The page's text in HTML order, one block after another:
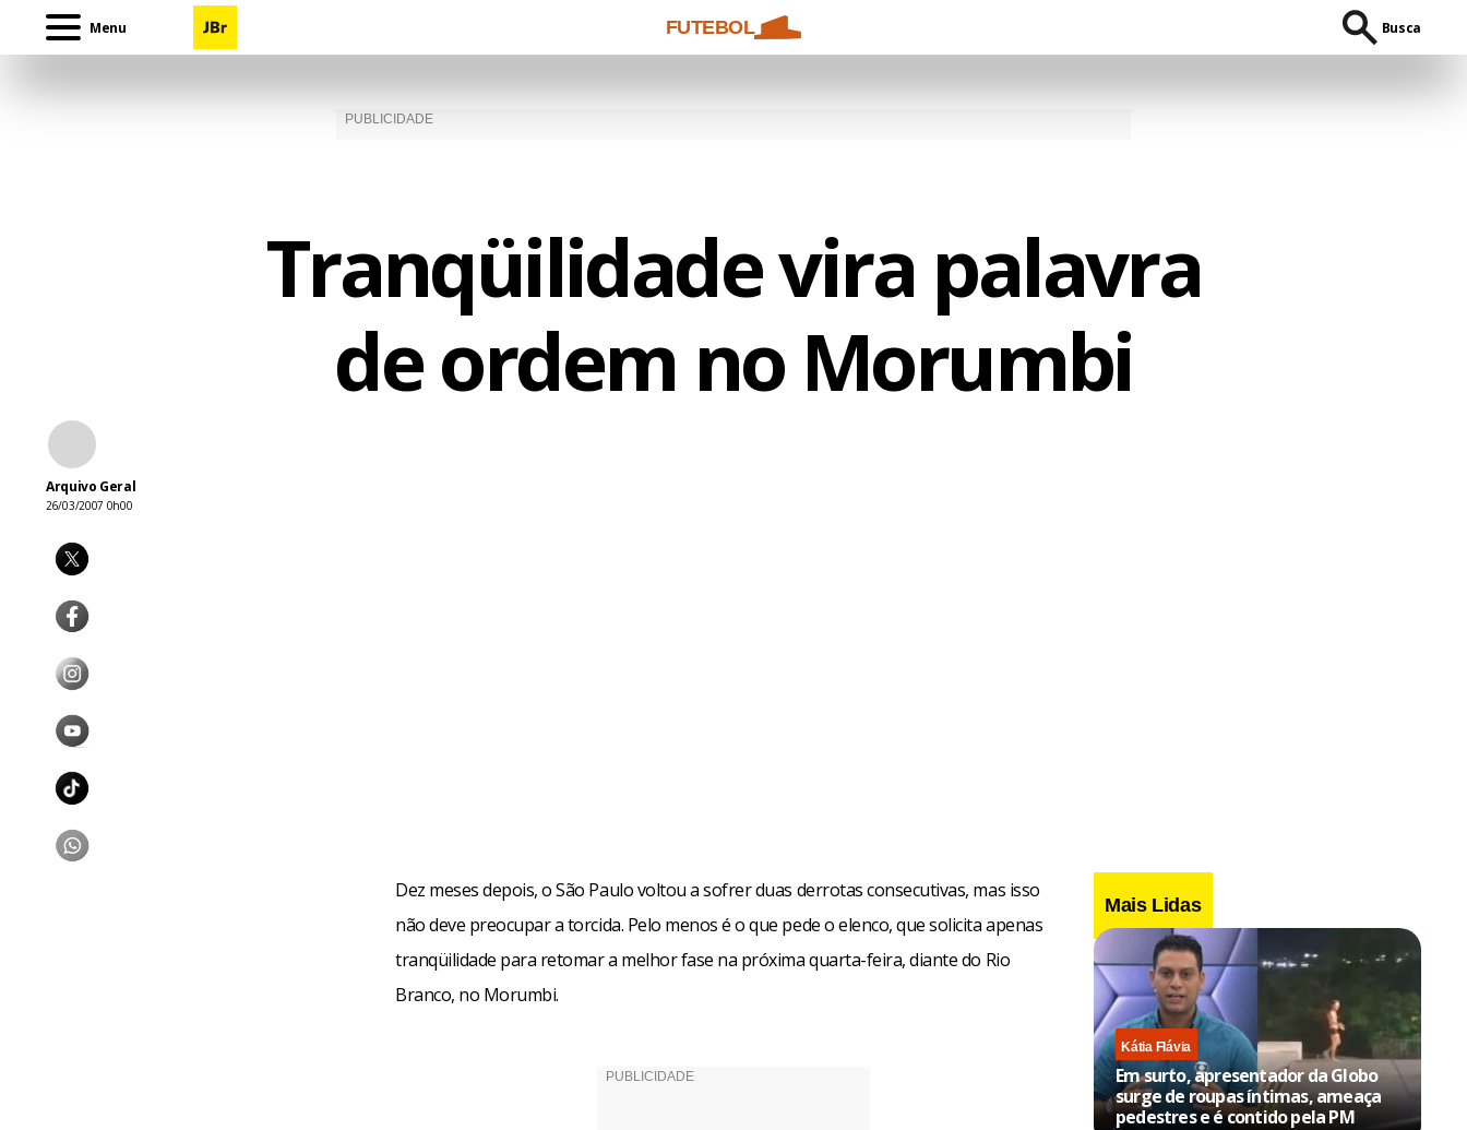
Menu FUTEBOL Busca
Tranqüilidade vira palavra
de ordem no Morumbi
Arquivo Geral
26/03/2007 0h00
Dez meses depois, o São Paulo voltou a sofrer duas derrotas consecutivas, mas isso
não deve preocupar a torcida. Pelo menos é o que pede o elenco, que solicita apenas
tranqüilidade para retomar a melhor fase na próxima quarta-feira, diante do Rio
Branco, no Morumbi.
Mais Lidas
Kátia Flávia
Em surto, apresentador da Globo
surge de roupas íntimas, ameaça
pedestres e é contido pela PM